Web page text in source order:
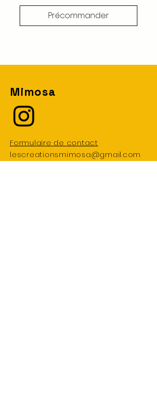
Précommander
Mimosa
Formulaire de contact
lescreationsmimosa@gmail.com